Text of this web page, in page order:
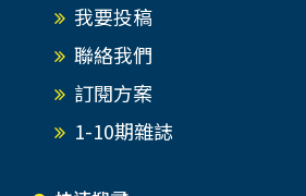
我要投稿
聯絡我們
訂閱方案
1-10期雜誌